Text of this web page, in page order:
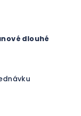
dlouhé